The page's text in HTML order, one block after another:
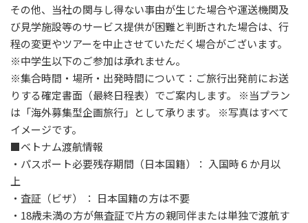
その他、当社の関与し得ない事由が生じた場合や運送機関及
び見学施設等のサービス提供が困難と判断された場合は、行
程の変更やツアーを中止させていただく場合がございます。
※中学生以下のご参加は承れません。
※集合時間・場所・出発時間について：ご旅行出発前にお送
りする確定書面（最終日程表）でご案内します。 ※当プラン
は「海外募集型企画旅行」として承ります。 ※写真はすべて
イメージです。
■ベトナム渡航情報
・パスポート必要残存期間（日本国籍）： 入国時６か月以
上
・査証（ビザ） ： 日本国籍の方は不要
・18歳未満の方が無査証で片方の親同伴または単独で渡航す